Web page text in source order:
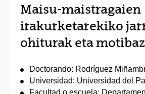
Maisu-maistragaien
irakurketarekiko
ohiturak eta
Doctorando: Rodríguez
Universidad: Universidad del
Facultad o escuela: